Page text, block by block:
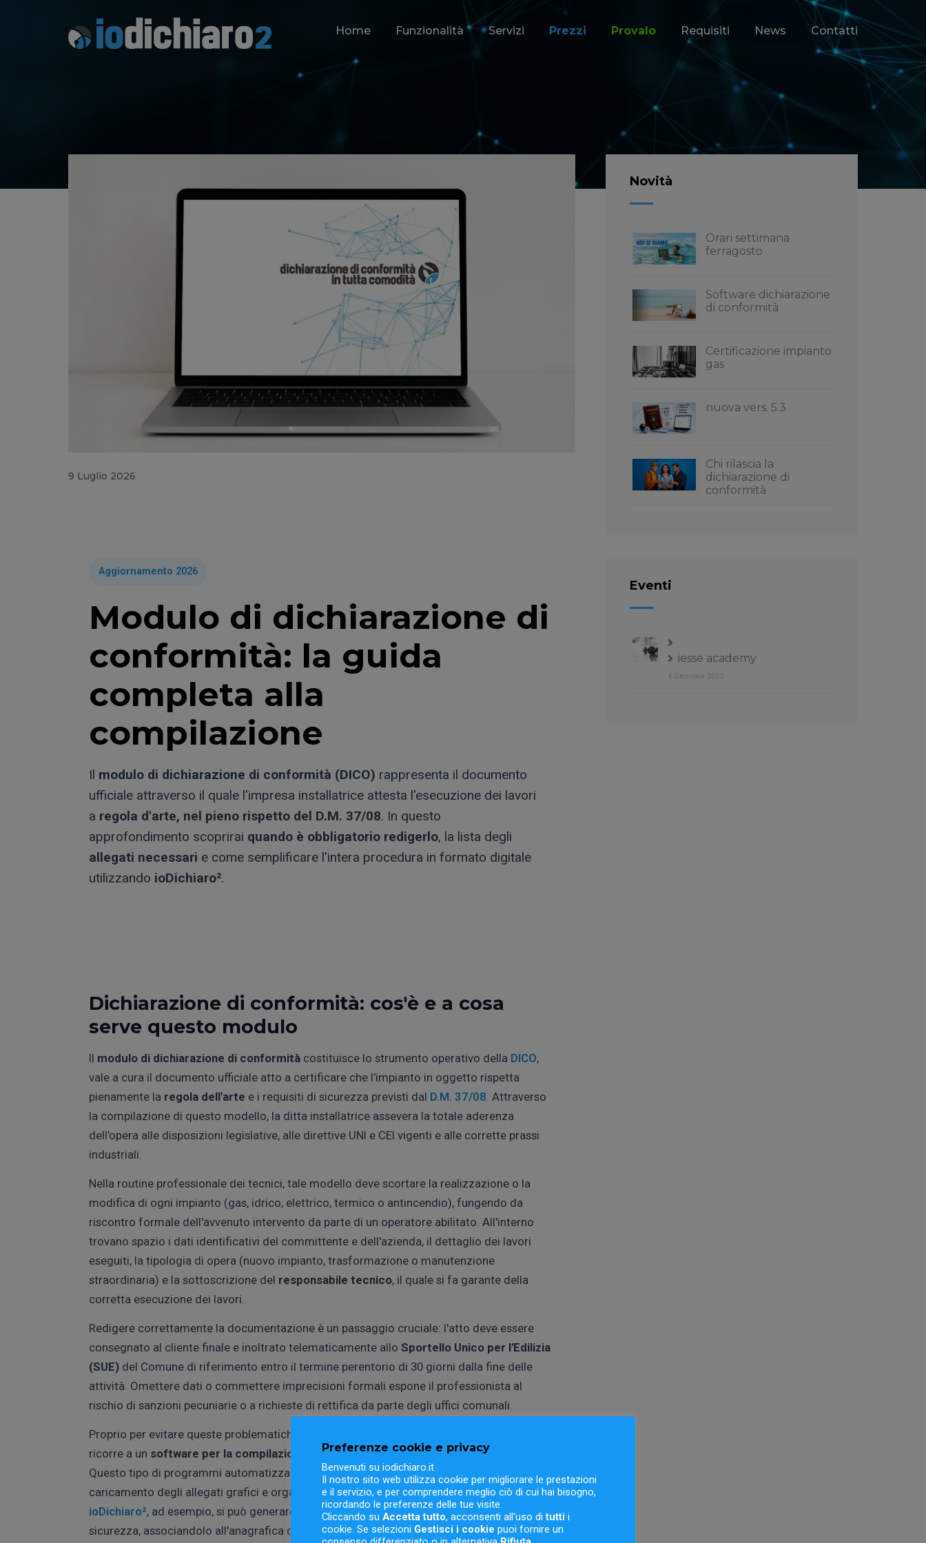
Home Funzionalità Servizi Prezzi Provalo Requisiti News Contatti
9 Luglio 2026
Aggiornamento 2026
Modulo di dichiarazione di
conformità: la guida
completa alla
compilazione
Il modulo di dichiarazione di conformità (DICO) rappresenta il documento
ufficiale attraverso il quale l'impresa installatrice attesta l'esecuzione dei lavori
a regola d'arte, nel pieno rispetto del D.M. 37/08. In questo
approfondimento scoprirai quando è obbligatorio redigerlo, la lista degli
allegati necessari e come semplificare l'intera procedura in formato digitale
utilizzando ioDichiaro².
Dichiarazione di conformità: cos'è e a cosa
serve questo modulo
Il modulo di dichiarazione di conformità costituisce lo strumento operativo della DICO,
vale a cura il documento ufficiale atto a certificare che l'impianto in oggetto rispetta
pienamente la regola dell'arte e i requisiti di sicurezza previsti dal D.M. 37/08 . Attraverso
la compilazione di questo modello, la ditta installatrice assevera la totale aderenza
dell'opera alle disposizioni legislative, alle direttive UNI e CEI vigenti e alle corrette prassi
industriali.
Nella routine professionale dei tecnici, tale modello deve scortare la realizzazione o la
modifica di ogni impianto (gas, idrico, elettrico, termico o antincendio), fungendo da
riscontro formale dell'avvenuto intervento da parte di un operatore abilitato. All'interno
trovano spazio i dati identificativi del committente e dell'azienda, il dettaglio dei lavori
eseguiti, la tipologia di opera (nuovo impianto, trasformazione o manutenzione
straordinaria) e la sottoscrizione del responsabile tecnico, il quale si fa garante della
corretta esecuzione dei lavori.
Redigere correttamente la documentazione è un passaggio cruciale: l'atto deve essere
consegnato al cliente finale e inoltrato telematicamente allo Sportello Unico per l'Edilizia
(SUE) del Comune di riferimento entro il termine perentorio di 30 giorni dalla fine delle
attività. Omettere dati o commettere imprecisioni formali espone il professionista al
rischio di sanzioni pecuniarie o a richieste di rettifica da parte degli uffici comunali.
Proprio per evitare queste problematiche, una quota crescente di artigiani e imprese
ricorre a un software per la compilazione guidata della dichiarazione di conformità
Questo tipo di programmi automatizza l'inserimento dei campi obbligatori, semplifica il
caricamento degli allegati grafici e organizza l'archiviazione in Cloud. Scegliendo
ioDichiaro², ad esempio, si può generare e firmare digitalmente il modulo in totale
sicurezza, associandolo all'anagrafica del cliente senza fastidiose operazioni di data entry
Novità
Orari settimana
ferragosto
Software dichiarazione
di conformità
Certificazione impianto
gas
nuova vers. 5.3
Chi rilascia la
dichiarazione di
conformità
Eventi
iesse academy
4 Gennaio 2022
Preferenze cookie e privacy
Benvenuti su iodichiaro.it
Il nostro sito web utilizza cookie per migliorare le prestazioni
e il servizio, e per comprendere meglio ciò di cui hai bisogno,
ricordando le preferenze delle tue visite.
Cliccando su Accetta tutto, acconsenti all'uso ditutti i
cookie. Se selezioni Gestisci i cookie puoi fornire un